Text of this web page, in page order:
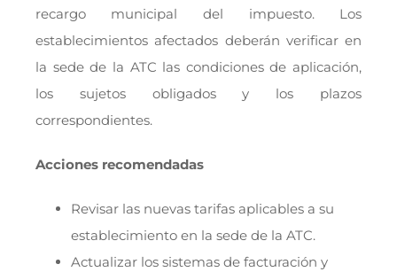
recargo municipal del impuesto. Los
establecimientos afectados deberán verificar en
la sede de la ATC las condiciones de aplicación,
los sujetos obligados y los plazos
correspondientes.
Acciones recomendadas
Revisar las nuevas tarifas aplicables a su
establecimiento en la sede de la ATC.
Actualizar los sistemas de facturación y